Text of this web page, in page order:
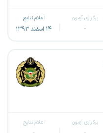
برگزاری آزمون
-
اعلام نتایج
۱۴ اسفند ۱۳۹۳
برگزاری آزمون اعلام نتایج